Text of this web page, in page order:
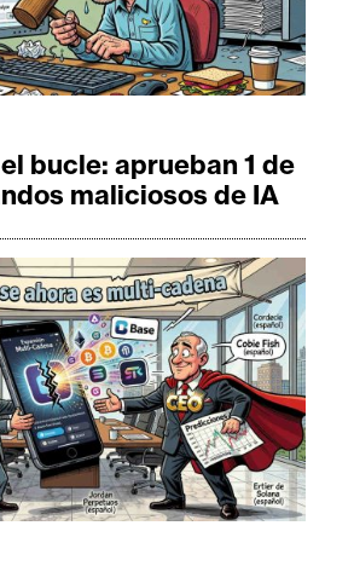
bucle: aprueban 1 de
maliciosos de IA